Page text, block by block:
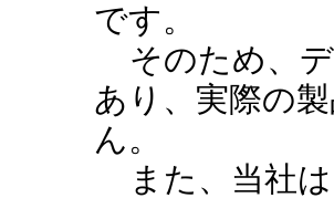
です。
そのため、デ
あり、実際の
ん。
また、当社は